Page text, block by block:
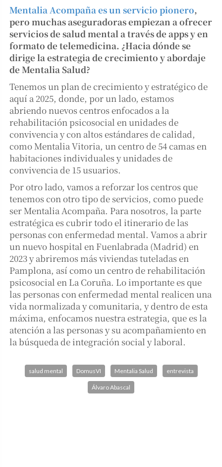
Mentalia Acompaña es un servicio pionero,
pero muchas aseguradoras empiezan a ofrecer
servicios de salud mental a través de apps y en
formato de telemedicina. ¿Hacia dónde se
dirige la estrategia de crecimiento y abordaje
de Mentalia Salud?
Tenemos un plan de crecimiento y estratégico de
aquí a 2025, donde, por un lado, estamos
abriendo nuevos centros enfocados a la
rehabilitación psicosocial en unidades de
convivencia y con altos estándares de calidad,
como Mentalia Vitoria, un centro de 54 camas en
habitaciones individuales y unidades de
convivencia de 15 usuarios.
Por otro lado, vamos a reforzar los centros que
tenemos con otro tipo de servicios, como puede
ser Mentalia Acompaña. Para nosotros, la parte
estratégica es cubrir todo el itinerario de las
personas con enfermedad mental. Vamos a abrir
un nuevo hospital en Fuenlabrada (Madrid) en
2023 y abriremos más viviendas tuteladas en
Pamplona, así como un centro de rehabilitación
psicosocial en La Coruña. Lo importante es que
las personas con enfermedad mental realicen una
vida normalizada y comunitaria, y dentro de esta
máxima, enfocamos nuestra estrategia, que es la
atención a las personas y su acompañamiento en
la búsqueda de integración social y laboral.
salud mental DomusVI Mentalia Salud entrevista
Álvaro Abascal